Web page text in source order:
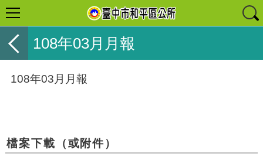
108年03月月報
108年03月月報
檔案下載（或附件）